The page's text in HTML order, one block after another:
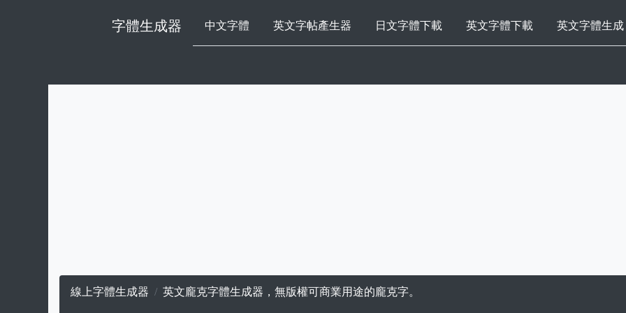
字體生成器 中文字體 英文字帖產生器 日文字體下載 英文字體下載 英文字體生成
線上字體生成器 英文龐克字體生成器，無版權可商業用途的龐克字。